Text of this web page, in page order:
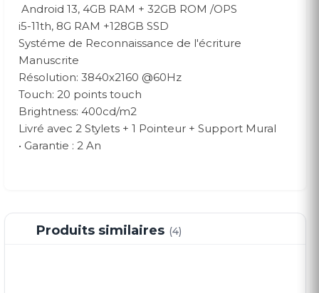
Android 13, 4GB RAM + 32GB ROM /OPS
i5-11th, 8G RAM +128GB SSD
Systéme de Reconnaissance de l'écriture
Manuscrite
Résolution: 3840x2160 @60Hz
Touch: 20 points touch
Brightness: 400cd/m2
Livré avec 2 Stylets + 1 Pointeur + Support Mural
• Garantie : 2 An
Produits similaires (4)